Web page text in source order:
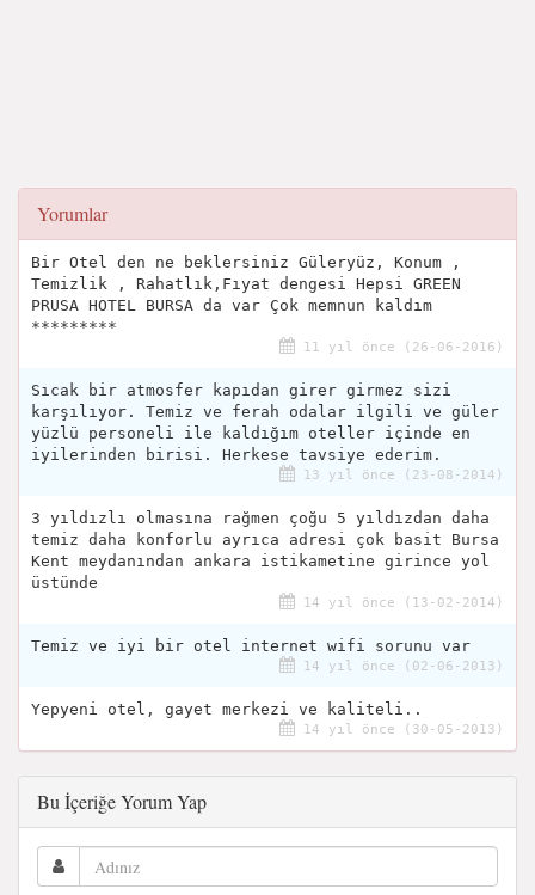
Yorumlar
Bir Otel den ne beklersiniz Güleryüz, Konum ,
Temizlik , Rahatlık,Fıyat dengesi Hepsi GREEN
PRUSA HOTEL BURSA da var Çok memnun kaldım
*********
11 yıl önce (26-06-2016)
Sıcak bir atmosfer kapıdan girer girmez sizi
karşılıyor. Temiz ve ferah odalar ilgili ve güler
yüzlü personeli ile kaldığım oteller içinde en
iyilerinden birisi. Herkese tavsiye ederim.
13 yıl önce (23-08-2014)
3 yıldızlı olmasına rağmen çoğu 5 yıldızdan daha
temiz daha konforlu ayrıca adresi çok basit Bursa
Kent meydanından ankara istikametine girince yol
üstünde
14 yıl önce (13-02-2014)
Temiz ve iyi bir otel internet wifi sorunu var
14 yıl önce (02-06-2013)
Yepyeni otel, gayet merkezi ve kaliteli..
14 yıl önce (30-05-2013)
Bu İçeriğe Yorum Yap